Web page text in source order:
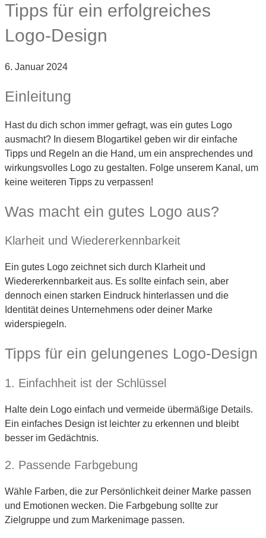
Tipps für ein erfolgreiches
Logo-Design
6. Januar 2024
Einleitung
Hast du dich schon immer gefragt, was ein gutes Logo
ausmacht? In diesem Blogartikel geben wir dir einfache
Tipps und Regeln an die Hand, um ein ansprechendes und
wirkungsvolles Logo zu gestalten. Folge unserem Kanal, um
keine weiteren Tipps zu verpassen!
Was macht ein gutes Logo aus?
Klarheit und Wiedererkennbarkeit
Ein gutes Logo zeichnet sich durch Klarheit und
Wiedererkennbarkeit aus. Es sollte einfach sein, aber
dennoch einen starken Eindruck hinterlassen und die
Identität deines Unternehmens oder deiner Marke
widerspiegeln.
Tipps für ein gelungenes Logo-Design
1. Einfachheit ist der Schlüssel
Halte dein Logo einfach und vermeide übermäßige Details.
Ein einfaches Design ist leichter zu erkennen und bleibt
besser im Gedächtnis.
2. Passende Farbgebung
Wähle Farben, die zur Persönlichkeit deiner Marke passen
und Emotionen wecken. Die Farbgebung sollte zur
Zielgruppe und zum Markenimage passen.